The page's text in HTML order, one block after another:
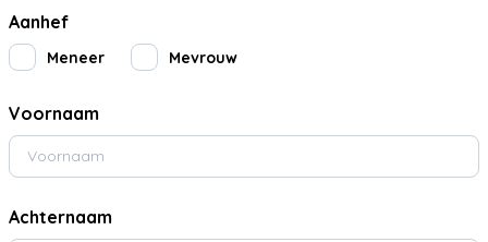
Aanhef
Meneer Mevrouw
Voornaam
Achternaam